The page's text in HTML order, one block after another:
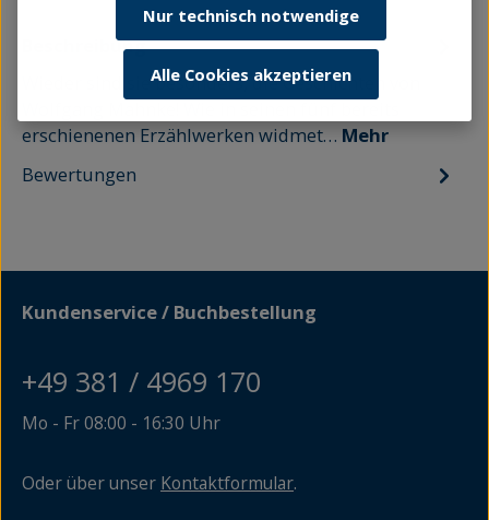
Beschreibung
Wieder sind sie besonders, die Geschichten von
erschienenen Erzählwerken widmet… Mehr
Bewertungen
Kundenservice / Buchbestellung
+49 381 / 4969 170
Mo - Fr 08:00 - 16:30 Uhr
Oder über unser Kontaktformular.
Nur technisch notwendige
Alle Cookies akzeptieren